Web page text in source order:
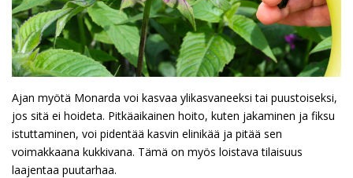
Ajan myötä Monarda voi kasvaa ylikasvaneeksi tai puustoiseksi,
jos sitä ei hoideta. Pitkäaikainen hoito, kuten jakaminen ja fiksu
istuttaminen, voi pidentää kasvin elinikää ja pitää sen
voimakkaana kukkivana. Tämä on myös loistava tilaisuus
laajentaa puutarhaa.